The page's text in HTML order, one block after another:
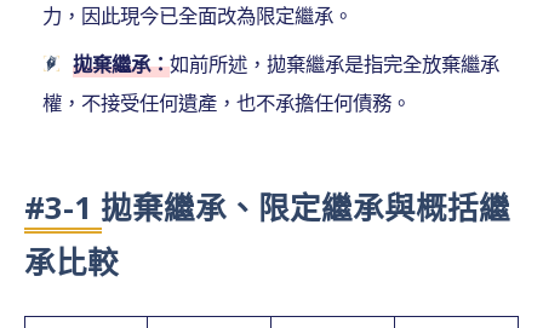
力，因此現今已全面改為限定繼承。
拋棄繼承：如前所述，拋棄繼承是指完全放棄繼承
權，不接受任何遺產，也不承擔任何債務。
#3-1 拋棄繼承、限定繼承與概括繼
承比較